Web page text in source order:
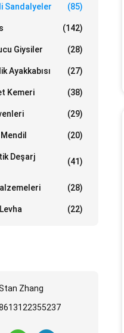
Sandalyeler (85)
(142)
Giysiler (28)
Ayakkabısı (27)
Kemeri (38)
(29)
(20)
Deşarj
(41)
(28)
(22)
Zhang